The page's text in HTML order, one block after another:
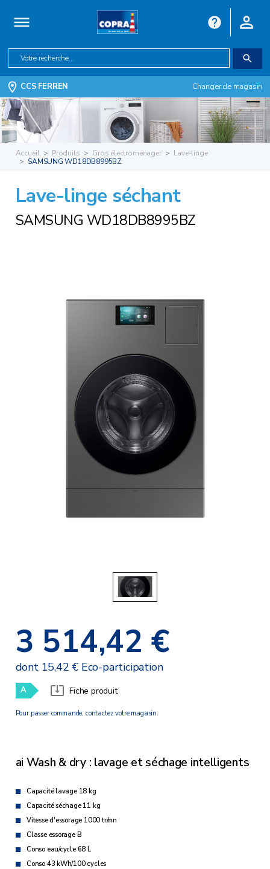
CCS FERREN Changer de magasin
Accueil Produits Gros électroménager
Lave-linge
SAMSUNG WD18DB8995BZ
Lave-linge séchant
SAMSUNG WD18DB8995BZ
3 514,42 €
dont 15,42 € Eco-participation
A Fiche produit
Pour passer commande, contactez votre magasin.
ai Wash & dry : lavage et séchage intelligents
Capacité lavage 18 kg
Capacité séchage 11 kg
Vitesse d'essorage 1000 tr/mn
Classe essorage B
Conso eau/cycle 68 L
Conso 43 kWh/100 cycles